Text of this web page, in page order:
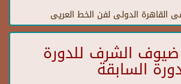
القاهرة الدولى لفن الخط العريى
الشرف للدورة
السابقة